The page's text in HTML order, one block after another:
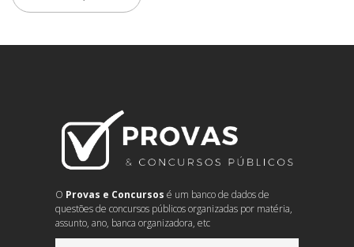
O Provas e Concursos é um banco de dados de
questões de concursos públicos organizadas por matéria,
assunto, ano, banca organizadora, etc